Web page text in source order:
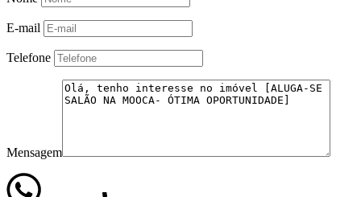
E-mail
Telefone
Mensagem